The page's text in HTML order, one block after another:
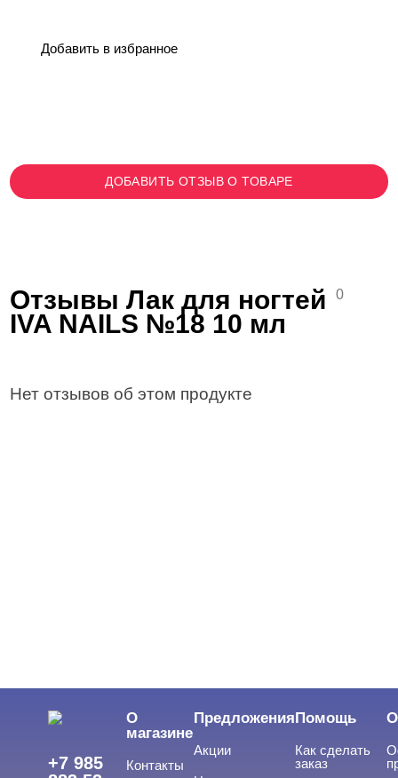
Добавить в избранное
Отзывы Лак для ногтей
IVA NAILS №18 10 мл
0
Нет отзывов об этом продукте
ДОБАВИТЬ ОТЗЫВ О ТОВАРЕ
+7 985
О
магазине
Контакты
Предложения
Акции
Помощь
Как сделать
заказ